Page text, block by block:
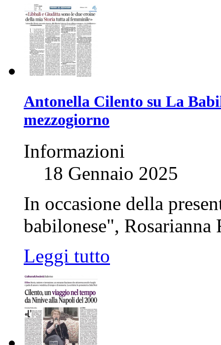
Antonella Cilento su La
mezzogiorno
Informazioni
18 Gennaio 2025
In occasione della
babilonese",
Leggi tutto